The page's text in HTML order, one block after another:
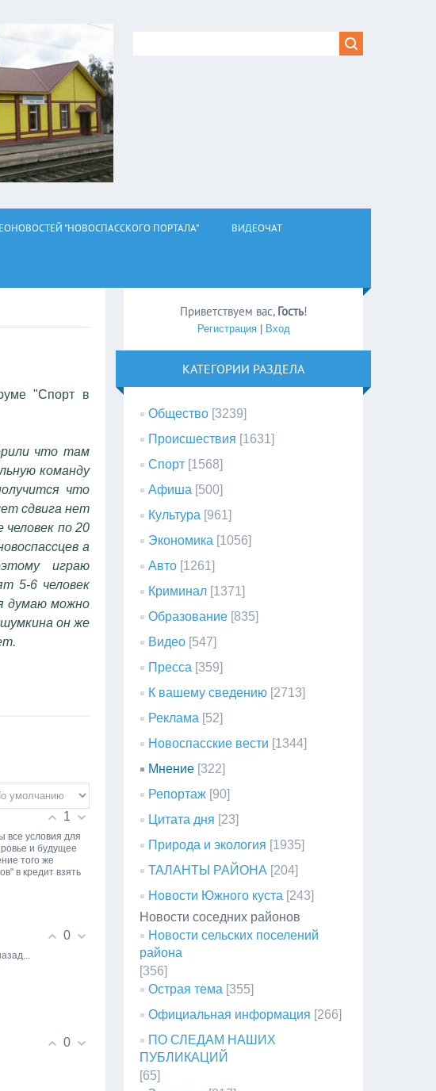
"НОВОСПАССКОГО ПОРТАЛА" ВИДЕОЧАТ
"Спорт в
что там
команду
что
сдвига нет
человек по 20
а
играю
5-6 человек
думаю можно
он же
1
все условия для
и будущее
того же
в кредит взять
0
0
Приветствуем вас, Гость!
Регистрация| Вход
КАТЕГОРИИ РАЗДЕЛА
Общество [3239]
Происшествия [1631]
Спорт [1568]
Афиша [500]
Культура [961]
Экономика [1056]
Авто [1261]
Криминал [1371]
Образование [835]
Видео [547]
Пресса [359]
К вашему сведению [2713]
Реклама [52]
Новоспасские вести [1344]
Мнение [322]
Репортаж [90]
Цитата дня [23]
Природа и экология [1935]
ТАЛАНТЫ РАЙОНА [204]
Новости Южного куста [243]
Новости соседних районов
Новости сельских поселений
района
[356]
Острая тема [355]
Официальная информация [266]
ПО СЛЕДАМ НАШИХ
ПУБЛИКАЦИЙ
[65]